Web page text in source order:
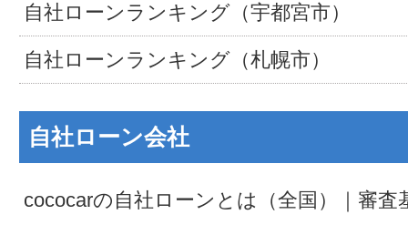
自社ローンランキング（宇都宮市）
自社ローンランキング（札幌市）
自社ローン会社
cococarの自社ローンとは（全国）｜審査